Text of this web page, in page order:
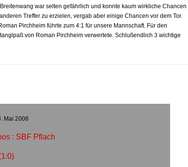
war selten gefährlich und konnte kaum wirkliche Chancen
Treffer zu erzielen, vergab aber einige Chancen vor dem Tor.
Pirchheim führte zum 4:1 für unsere Mannschaft. Für den
von Roman Pirchheim verwertete. Schlußendlich 3 wichtige
Mai 2008
: SBF Pflach